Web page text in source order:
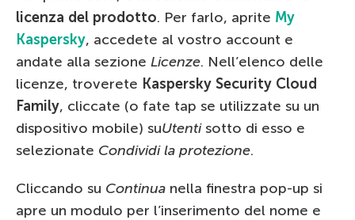
licenza del prodotto. Per farlo, aprite My
Kaspersky, accedete al vostro account e
andate alla sezione Licenze. Nell’elenco delle
licenze, troverete Kaspersky Security Cloud
Family, cliccate (o fate tap se utilizzate su un
dispositivo mobile) suUtentisotto di esso e
selezionate Condividi la protezione.
Cliccando su Continua nella finestra pop-up si
apre un modulo per l’inserimento del nome e